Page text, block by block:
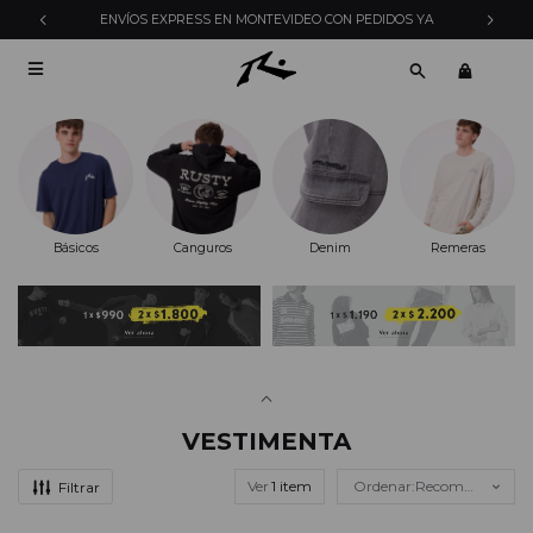
ENVÍOS EXPRESS EN MONTEVIDEO CON PEDIDOS YA

Básicos Canguros Denim Remeras
VESTIMENTA
Ver Recomendados